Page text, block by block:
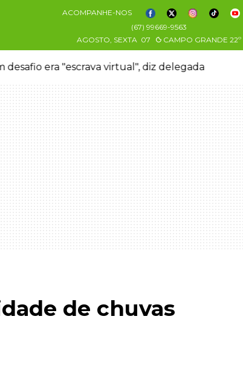
ACOMPANHE-NOS
(67) 99669-9563
AGOSTO, SEXTA 07 CAMPO GRANDE 22º
era "escrava virtual", diz delegada
de chuvas